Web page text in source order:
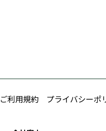
ご利用規約 プライバシーポ